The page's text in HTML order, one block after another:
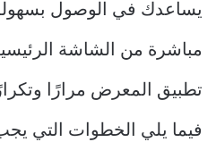
يساعدك في الوصول
مباشرة من الشاشة
تطبيق المعرض مرارًا
فيما يلي الخطوات التي يجب